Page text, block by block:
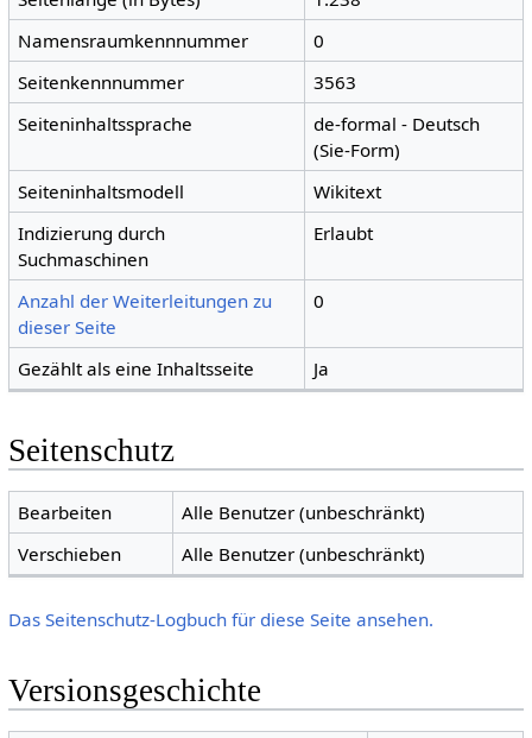
Namensraumkennnummer
0
Seitenkennnummer
3563
Seiteninhaltssprache
de-formal - Deutsch
(Sie-Form)
Seiteninhaltsmodell
Wikitext
Indizierung durch
Suchmaschinen
Erlaubt
Anzahl der Weiterleitungen zu
dieser Seite
0
Gezählt als eine Inhaltsseite Ja
Seitenschutz
Bearbeiten
Alle Benutzer (unbeschränkt)
Verschieben
Alle Benutzer (unbeschränkt)
Das Seitenschutz-Logbuch für diese Seite ansehen.
Versionsgeschichte